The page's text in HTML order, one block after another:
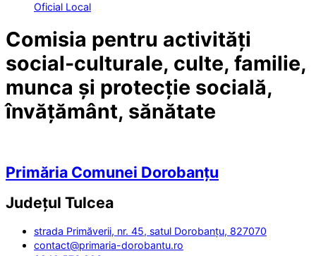
Oficial Local
Comisia pentru activități
social-culturale, culte, familie,
munca și protecție socială,
învățământ, sănătate
Primăria Comunei Dorobanțu
Județul Tulcea
strada Primăverii, nr. 45, satul Dorobanțu, 827070
contact@primaria-dorobantu.ro